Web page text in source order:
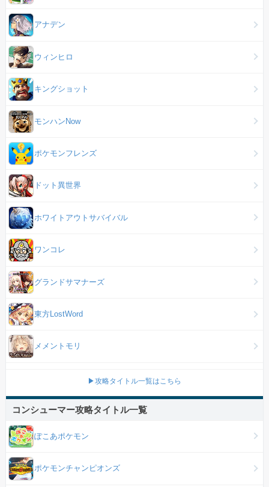
アナデン
ウィンヒロ
キングショット
モンハンNow
ポケモンフレンズ
ドット異世界
ホワイトアウトサバイバル
ワンコレ
グランドサマナーズ
東方LostWord
メメントモリ
▶攻略タイトル一覧はこちら
コンシューマー攻略タイトル一覧
ぽこあポケモン
ポケモンチャンピオンズ